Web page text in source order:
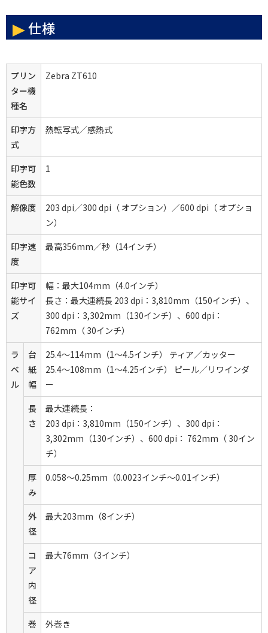
仕様
プリン
ター機
種名
Zebra ZT610
印字方
式
熱転写式／感熱式
印字可
能色数
1
解像度
203 dpi／300 dpi（ オプション）／600 dpi（ オプショ
ン）
印字速
度
最高356mm／秒（14インチ）
印字可
能サイ
ズ
幅：最大104mm（4.0インチ）
長さ：最大連続長 203 dpi：3,810mm（150インチ）、
300 dpi：3,302mm（130インチ）、600 dpi：
762mm（ 30インチ）
ラ
ベ
ル
台
紙
幅
25.4～114mm（1～4.5インチ） ティア／カッター
25.4～108mm（1～4.25インチ） ピール／リワインダ
ー
長
さ
最大連続長：
203 dpi：3,810mm（150インチ）、300 dpi：
3,302mm（130インチ）、600 dpi： 762mm（ 30イン
チ）
厚
み
0.058～0.25mm（0.0023インチ～0.01インチ）
外
径
最大203mm（8インチ）
コ
ア
内
径
最大76mm（3インチ）
巻 外巻き